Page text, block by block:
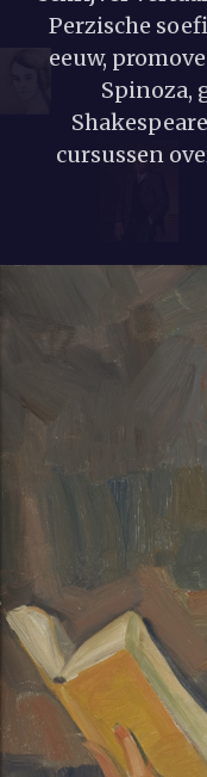
Perzische
eeuw,
Spinoza,
cursussen